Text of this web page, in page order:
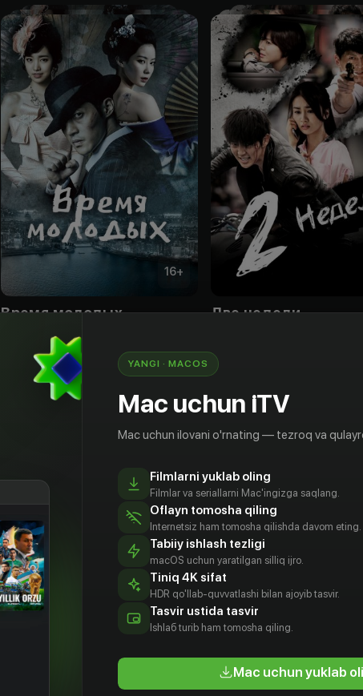
16+
Время молодых Две недели
12+
Башня фантазий
Obuna
YANGI · MACOS
Mac uchun iTV
Mac uchun ilovani o'rnating — tezroq va
Filmlarni yuklab oling
Filmlar va seriallarni Mac'ingizga saqlang.
Oflayn tomosha qiling
Internetsiz ham tomosha qilishda davom eting.
Tabiiy ishlash tezligi
macOS uchun yaratilgan silliq ijro.
Tiniq 4K sifat
HDR qo'llab-quvvatlashi bilan ajoyib tasvir.
Tasvir ustida tasvir
Ishlаб turib ham tomosha qiling.
Mac uchun yuklab